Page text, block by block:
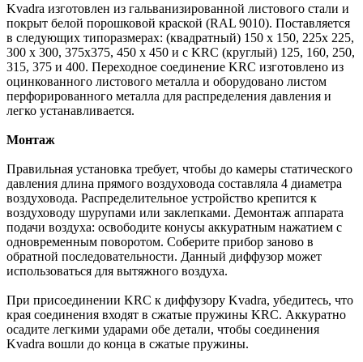
Kvadra изготовлен из гальванизированной листового стали и
покрыт белой порошковой краской (RAL 9010). Поставляется
в следующих типоразмерах: (квадратный) 150 х 150, 225х 225,
300 х 300, 375х375, 450 х 450 и с KRC (круглый) 125, 160, 250,
315, 375 и 400. Переходное соединение KRC изготовлено из
оцинкованного листового металла и оборудовано листом
перфорированного металла для распределения давления и
легко устанавливается.
Монтаж
Правильная установка требует, чтобы до камеры статического
давления длина прямого воздуховода составляла 4 диаметра
воздуховода. Распределительное устройство крепится к
воздуховоду шурупами или заклепками. Демонтаж аппарата
подачи воздуха: освободите конусы аккуратным нажатием с
одновременным поворотом. Соберите прибор заново в
обратной последовательности. Данный диффузор может
использоваться для вытяжного воздуха.
При присоединении KRC к диффузору Kvadra, убедитесь, что
края соединения входят в сжатые пружины KRC. Аккуратно
осадите легкими ударами обе детали, чтобы соединения
Kvadra вошли до конца в сжатые пружины.